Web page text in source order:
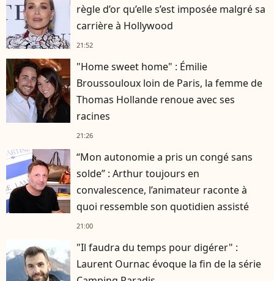
règle d’or qu’elle s’est imposée malgré sa
carrière à Hollywood
21:52
"Home sweet home" : Émilie
Broussouloux loin de Paris, la femme de
Thomas Hollande renoue avec ses
racines
21:26
“Mon autonomie a pris un congé sans
solde” : Arthur toujours en
convalescence, l’animateur raconte à
quoi ressemble son quotidien assisté
21:00
"Il faudra du temps pour digérer" :
Laurent Ournac évoque la fin de la série